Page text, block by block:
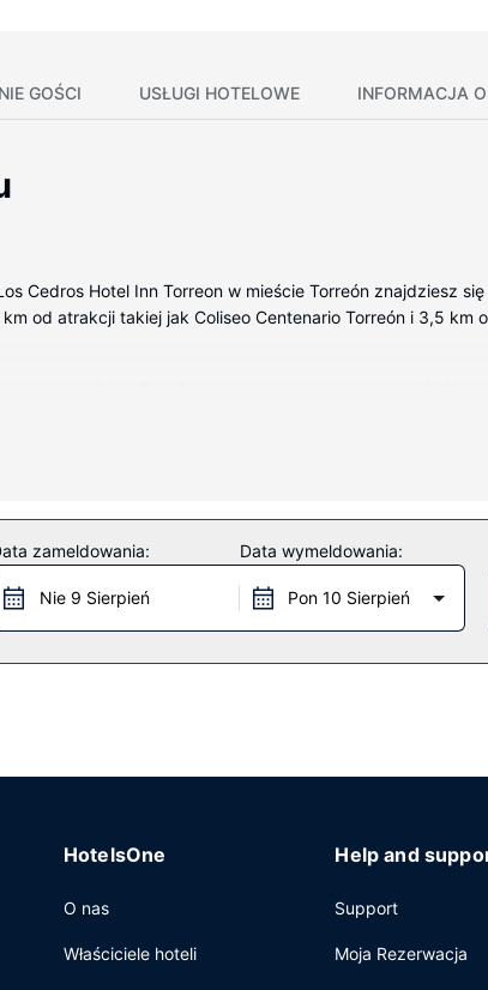
GOŚCI USŁUGI HOTELOWE INFORMACJA
Cedros Hotel Inn Torreon w mieście Torreón znajdziesz
od atrakcji takiej jak Coliseo Centenario Torreón i 3,5 km
obejmują sejfy i biurka oraz telefon (bezpłatne
gości są restauracja, a także obsługa pokojowa (w
a w weekendy od 7 do 11.
zameldowania:
Nie 9 Sierpień
Data wymeldowania:
Pon 10 Sierpień
HotelsOne
O nas
Właściciele hoteli
Help and
Support
Moja Rezerwacja